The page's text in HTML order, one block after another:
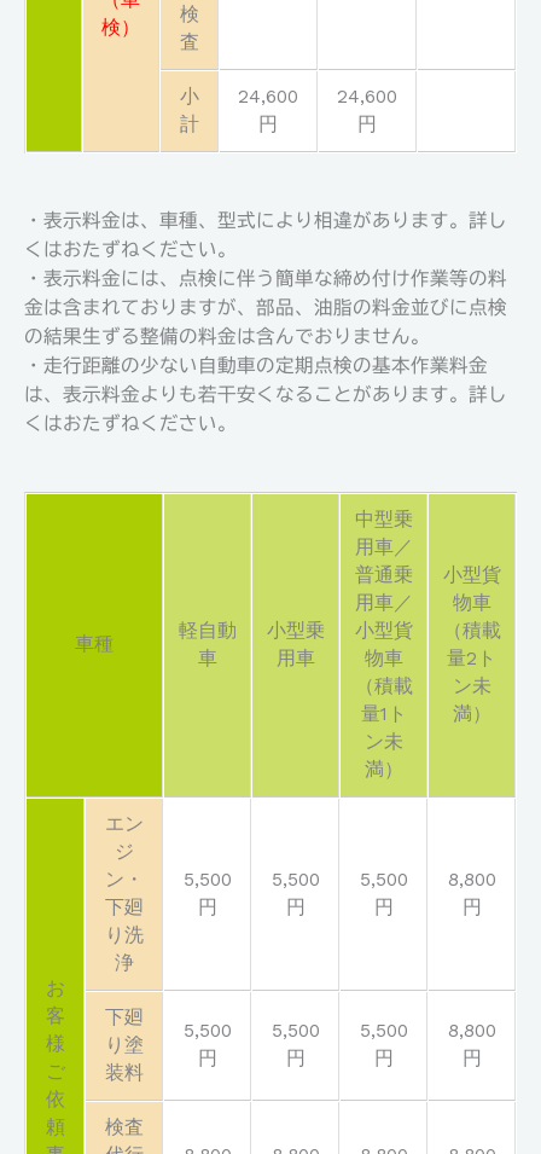
検）
検
査
小
計
24,600
円
24,600
円
・表示料金は、車種、型式により相違があります。詳し
くはおたずねください。
・表示料金には、点検に伴う簡単な締め付け作業等の料
金は含まれておりますが、部品、油脂の料金並びに点検
の結果生ずる整備の料金は含んでおりません。
・走行距離の少ない自動車の定期点検の基本作業料金
は、表示料金よりも若干安くなることがあります。詳し
くはおたずねください。
車種
軽自動
車
小型乗
用車
中型乗
用車／
普通乗
用車／
小型貨
物車
（積載
量1ト
ン未
満）
小型貨
物車
（積載
量2ト
ン未
満）
お
客
様
ご
依
頼
エン
ジ
ン・
下廻
り洗
浄
5,500
円
5,500
円
5,500
円
8,800
円
下廻
り塗
装料
5,500
円
5,500
円
5,500
円
8,800
円
検査